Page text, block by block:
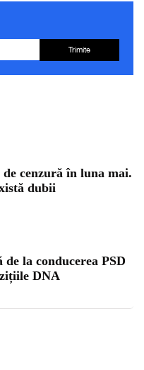
Trimite
cenzură în luna mai.
dubii
la conducerea PSD
DNA